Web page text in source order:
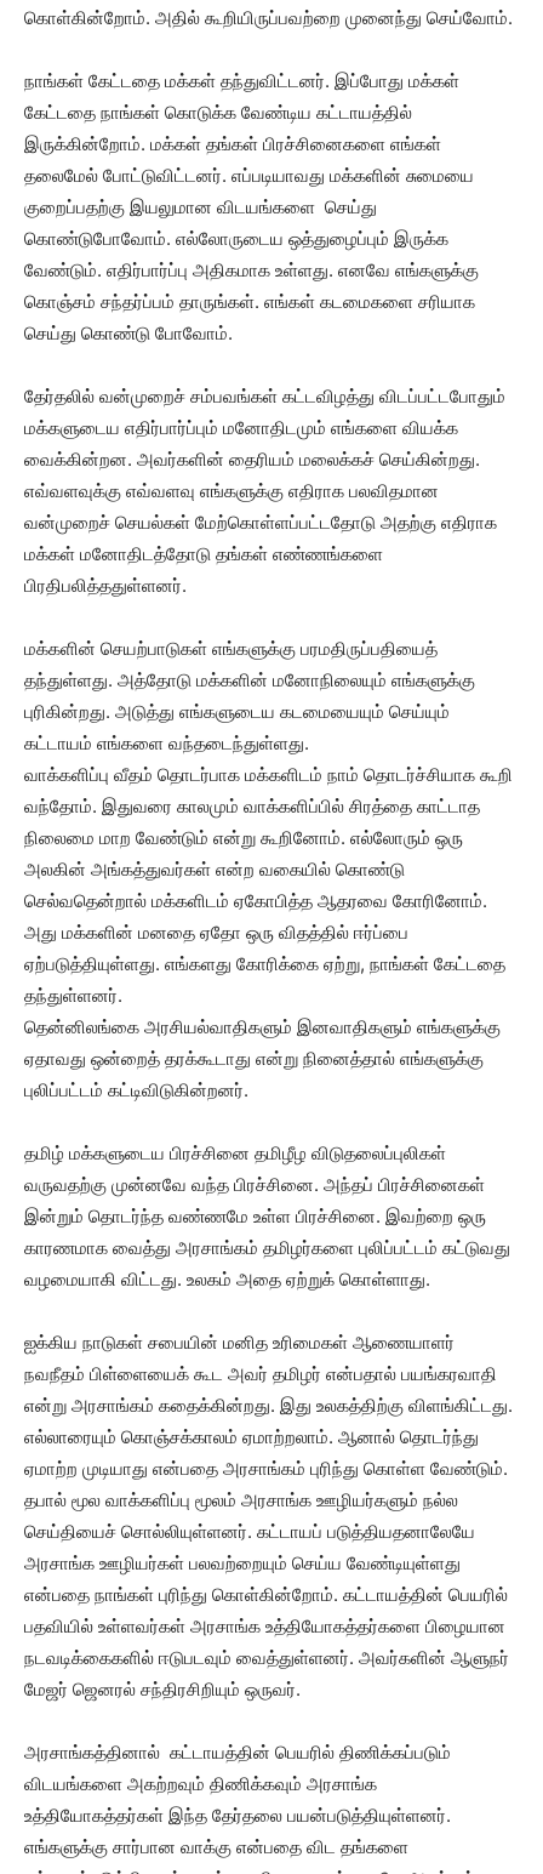
கொள்கின்றோம். அதில் கூறியிருப்பவற்றை முனைந்து செய்வோம்.
நாங்கள் கேட்டதை மக்கள் தந்துவிட்டனர். இப்போது மக்கள்
கேட்டதை நாங்கள் கொடுக்க வேண்டிய கட்டாயத்தில்
இருக்கின்றோம். மக்கள் தங்கள் பிரச்சினைகளை எங்கள்
தலைமேல் போட்டுவிட்டனர். எப்படியாவது மக்களின் சுமையை
குறைப்பதற்கு இயலுமான விடயங்களை செய்து
கொண்டுபோவோம். எல்லோருடைய ஒத்துழைப்பும் இருக்க
வேண்டும். எதிர்பார்ப்பு அதிகமாக உள்ளது. எனவே எங்களுக்கு
கொஞ்சம் சந்தர்ப்பம் தாருங்கள். எங்கள் கடமைகளை சரியாக
செய்து கொண்டு போவோம்.
தேர்தலில் வன்முறைச் சம்பவங்கள் கட்டவிழத்து விடப்பட்டபோதும்
மக்களுடைய எதிர்பார்ப்பும் மனோதிடமும் எங்களை வியக்க
வைக்கின்றன. அவர்களின் தைரியம் மலைக்கச் செய்கின்றது.
எவ்வளவுக்கு எவ்வளவு எங்களுக்கு எதிராக பலவிதமான
வன்முறைச் செயல்கள் மேற்கொள்ளப்பட்டதோடு அதற்கு எதிராக
மக்கள் மனோதிடத்தோடு தங்கள் எண்ணங்களை
பிரதிபலித்ததுள்ளனர்.
மக்களின் செயற்பாடுகள் எங்களுக்கு பரமதிருப்பதியைத்
தந்துள்ளது. அத்தோடு மக்களின் மனோநிலையும் எங்களுக்கு
புரிகின்றது. அடுத்து எங்களுடைய கடமையையும் செய்யும்
கட்டாயம் எங்களை வந்தடைந்துள்ளது.
வாக்களிப்பு வீதம் தொடர்பாக மக்களிடம் நாம் தொடர்ச்சியாக கூறி
வந்தோம். இதுவரை காலமும் வாக்களிப்பில் சிரத்தை காட்டாத
நிலைமை மாற வேண்டும் என்று கூறினோம். எல்லோரும் ஒரு
அலகின் அங்கத்துவர்கள் என்ற வகையில் கொண்டு
செல்வதென்றால் மக்களிடம் ஏகோபித்த ஆதரவை கோரினோம்.
அது மக்களின் மனதை ஏதோ ஒரு விதத்தில் ஈர்ப்பை
ஏற்படுத்தியுள்ளது. எங்களது கோரிக்கை ஏற்று, நாங்கள் கேட்டதை
தந்துள்ளனர்.
தென்னிலங்கை அரசியல்வாதிகளும் இனவாதிகளும் எங்களுக்கு
ஏதாவது ஒன்றைத் தரக்கூடாது என்று நினைத்தால் எங்களுக்கு
புலிப்பட்டம் கட்டிவிடுகின்றனர்.
தமிழ் மக்களுடைய பிரச்சினை தமிழீழ விடுதலைப்புலிகள்
வருவதற்கு முன்னவே வந்த பிரச்சினை. அந்தப் பிரச்சினைகள்
இன்றும் தொடர்ந்த வண்ணமே உள்ள பிரச்சினை. இவற்றை ஒரு
காரணமாக வைத்து அரசாங்கம் தமிழர்களை புலிப்பட்டம் கட்டுவது
வழமையாகி விட்டது. உலகம் அதை ஏற்றுக் கொள்ளாது.
ஐக்கிய நாடுகள் சபையின் மனித உரிமைகள் ஆணையாளர்
நவநீதம் பிள்ளையைக் கூட அவர் தமிழர் என்பதால் பயங்கரவாதி
என்று அரசாங்கம் கதைக்கின்றது. இது உலகத்திற்கு விளங்கிட்டது.
எல்லாரையும் கொஞ்சக்காலம் ஏமாற்றலாம். ஆனால் தொடர்ந்து
ஏமாற்ற முடியாது என்பதை அரசாங்கம் புரிந்து கொள்ள வேண்டும்.
தபால் மூல வாக்களிப்பு மூலம் அரசாங்க ஊழியர்களும் நல்ல
செய்தியைச் சொல்லியுள்ளனர். கட்டாயப் படுத்தியதனாலேயே
அரசாங்க ஊழியர்கள் பலவற்றையும் செய்ய வேண்டியுள்ளது
என்பதை நாங்கள் புரிந்து கொள்கின்றோம். கட்டாயத்தின் பெயரில்
பதவியில் உள்ளவர்கள் அரசாங்க உத்தியோகத்தர்களை பிழையான
நடவடிக்கைகளில் ஈடுபடவும் வைத்துள்ளனர். அவர்களின் ஆளுநர்
மேஜர் ஜெனரல் சந்திரசிறியும் ஒருவர்.
அரசாங்கத்தினால் கட்டாயத்தின் பெயரில் திணிக்கப்படும்
விடயங்களை அகற்றவும் திணிக்கவும் அரசாங்க
உத்தியோகத்தர்கள் இந்த தேர்தலை பயன்படுத்தியுள்ளனர்.
எங்களுக்கு சார்பான வாக்கு என்பதை விட தங்களை